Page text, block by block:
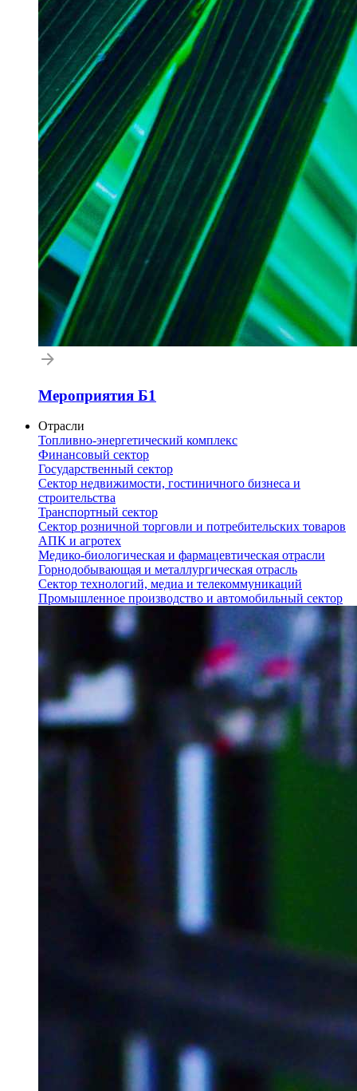
Мероприятия Б1
Отрасли
Топливно-энергетический комплекс
Финансовый сектор
Государственный сектор
Сектор недвижимости, гостиничного бизнеса и
строительства
Транспортный сектор
Сектор розничной торговли и потребительских товаров
АПК и агротех
Медико-биологическая и фармацевтическая отрасли
Горнодобывающая и металлургическая отрасль
Сектор технологий, медиа и телекоммуникаций
Промышленное производство и автомобильный сектор